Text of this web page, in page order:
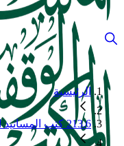
الرئيسية
213.6 كتب المسانيد الأخرى والجوامع